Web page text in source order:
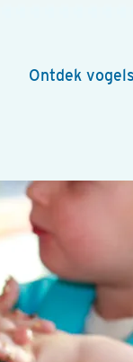
Ontdek vogels